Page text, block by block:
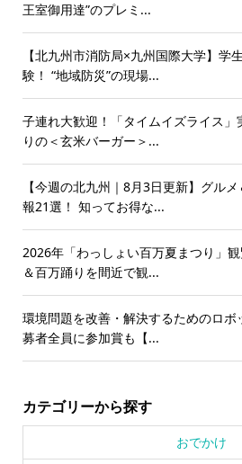
王室御用達”のプレミ...
【北九州市消防局×九州国際大学】学
験！ “地域防災”の現場...
子連れ大歓迎！「タイムイズライス
りの＜玄米バーガー＞...
【今週の北九州｜8月3日更新】グル
報21選！ 知ってお得な...
2026年「わっしょい百万夏まつり」
＆百万踊りを間近で観...
環境問題を改善・解決するためのロ
募者全員に参加賞も【...
カテゴリーから探す
おでかけ